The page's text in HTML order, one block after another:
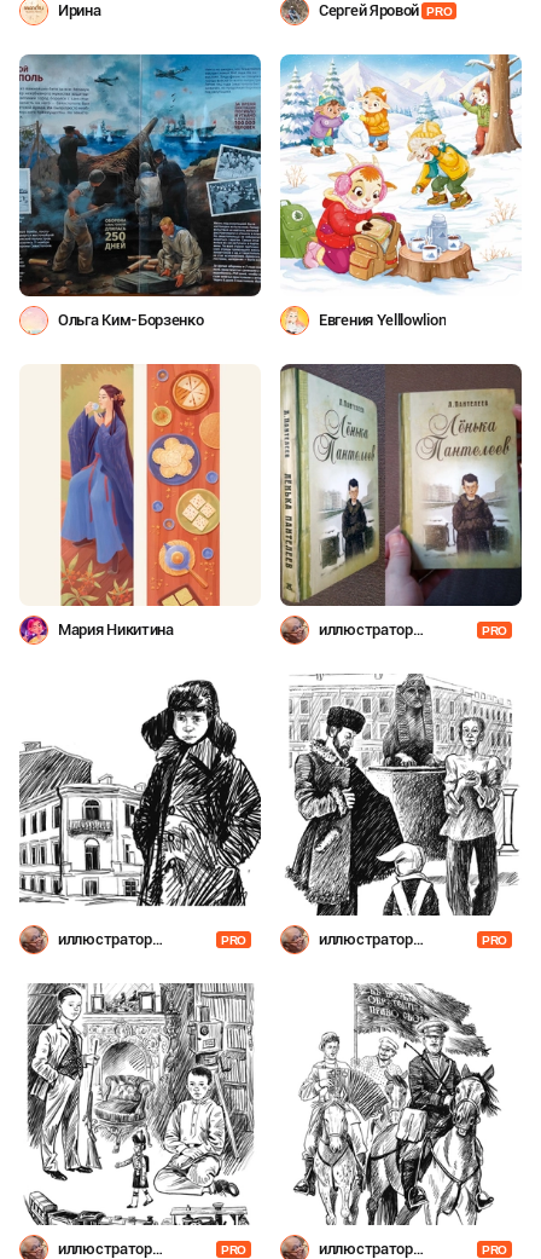
Ирина Сергей Яровой PRO
Ольга Ким-Борзенко Евгения Yelllowlion
Мария Никитина
иллюстратор
PRO
иллюстратор
PRO
иллюстратор
PRO
иллюстратор
PRO
иллюстратор
PRO